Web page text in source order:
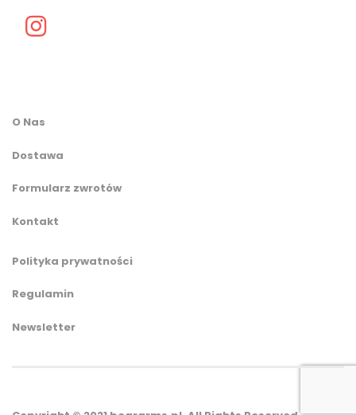
O Nas
Dostawa
Formularz zwrotów
Kontakt
Polityka prywatności
Regulamin
Newsletter